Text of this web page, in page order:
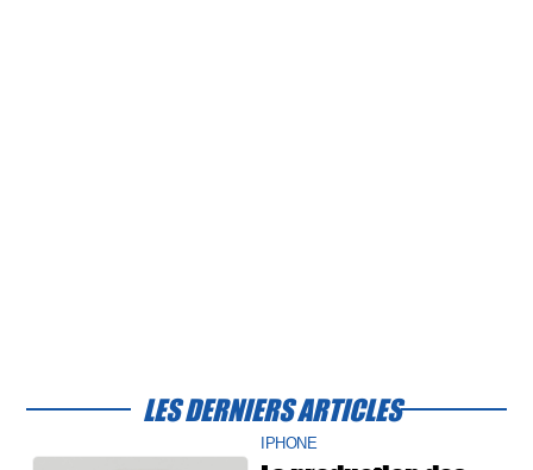
LES DERNIERS ARTICLES
IPHONE